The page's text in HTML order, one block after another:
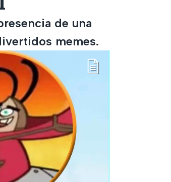
de una
memes.